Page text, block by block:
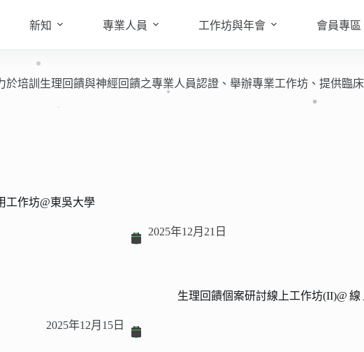
新知 專業人員 工作坊與年會 會員專區
於培訓生理回饋與神經回饋之專業人員認證、舉辦專業工作坊、提供臨
工作坊@東吳大學
2025年12月21日
生理回饋個案研討線上工作坊(II)@
2025年12月15日